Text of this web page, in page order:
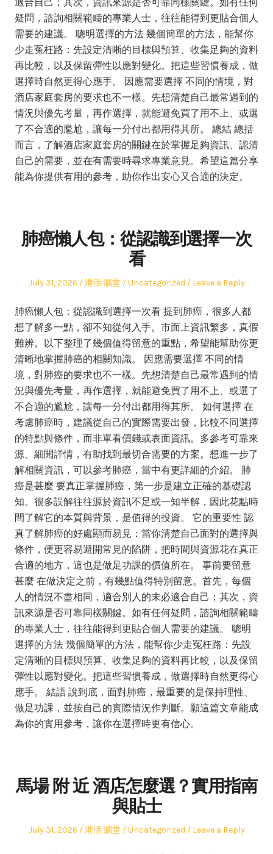
疑問，諮詢相關範疇的專業人士，往往能得到更貼合個人
需要的建議。 聰明選擇的方法 幾個簡單的方法，能幫你
少走冤枉路：先設定清晰的目標與預算、收集足夠的資料
再比較，以及保留彈性以應對變化。把這些習慣養成，做
選擇時自然更得心應手。 因應需要選擇 不同的情境，對
酒店家庭套房的要求也不一樣。先想清楚自己最常遇到的
情況與優先考量，再作選擇，就能避免買了用不上、或選
了不合適的尷尬，讓每一分付出都用得其所。 總結 總括
而言，了解酒店家庭套房的關鍵在於掌握足夠資訊、認清
自己的需要，並在有需要時尋求專業意見。希望這篇分享
能為你提供有用的參考，助你作出安心又合適的決定。
肺癌懶人包：從認識到選擇一次
看
Posted
July 31, 2026 Author
港活 腦堂
Posted
Uncategorized Leave a Reply
肺癌懶人包：從認識到選擇一次看 提到肺癌，很多人都
想了解多一點，卻不知從何入手。市面上資訊繁多，真假
難辨。以下整理了幾個值得留意的重點，希望能幫助你更
清晰地掌握肺癌的相關知識。 因應需要選擇 不同的情
境，對肺癌的要求也不一樣。先想清楚自己最常遇到的情
況與優先考量，再作選擇，就能避免買了用不上、或選了
不合適的尷尬，讓每一分付出都用得其所。 如何選擇 在
考慮肺癌時，建議從自己的實際需要出發，比較不同選擇
的特點與條件，而非單看價錢或表面資訊。多參考可靠來
源、細閱詳情，有助找到最切合需要的方案。想進一步了
解相關資訊，可以參考肺癌，當中有更詳細的介紹。 肺
癌是甚麼 要真正掌握肺癌，第一步是建立正確的基礎認
知。很多誤解往往源於資訊不足或一知半解，因此花點時
間了解它的本質與背景，是值得的投資。 它的重要性 認
真了解肺癌的好處顯而易見：當你清楚自己面對的選擇與
條件，便更容易避開常見的陷阱，把時間與資源花在真正
合適的地方，這也是做足功課的價值所在。 事前要留意
甚麼 在做決定之前，有幾點值得特別留意。首先，每個
人的情況不盡相同，適合別人的未必適合自己；其次，資
訊來源是否可靠同樣關鍵。如有任何疑問，諮詢相關範疇
的專業人士，往往能得到更貼合個人需要的建議。 聰明
選擇的方法 幾個簡單的方法，能幫你少走冤枉路：先設
定清晰的目標與預算、收集足夠的資料再比較，以及保留
彈性以應對變化。把這些習慣養成，做選擇時自然更得心
應手。 結語 說到底，面對肺癌，最重要的是保持理性、
做足功課，並按自己的實際情況作判斷。願這篇文章能成
為你的實用參考，讓你在選擇時更有信心。
馬場 附 近 酒店怎麼選？實用指南
與貼士
Posted
July 31, 2026 Author
港活 腦堂
Posted
Uncategorized Leave a Reply